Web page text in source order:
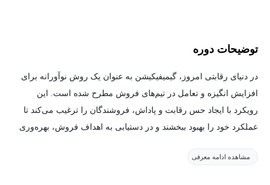
توضیحات دوره
در دنیای رقابتی امروز، گیمیفیکیشن به عنوان یک روش نوآورانه برای
افزایش انگیزه و تعامل در تیم‌های فروش مطرح شده است. این
رویکرد با ایجاد حس رقابت و پاداش، فروشندگان را ترغیب می‌کند تا
عملکرد خود را بهبود ببخشند و در دستیابی به اهداف فروش، بهره‌وری
امکان می‌دهد تا با استفاده از داده‌های کمی و به‌روز، عملکرد تیم‌های
مشاهده ادامه معرفی